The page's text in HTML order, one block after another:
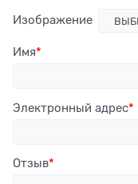
Изображение
Имя
Электронный адрес
Отзыв